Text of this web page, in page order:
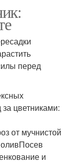
перед
цветниками:
от мучнистой
и